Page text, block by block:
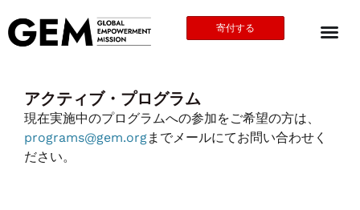
寄付する
アクティブ・プログラム
現在実施中のプログラムへの参加をご希望の方は、
programs@gem.orgまでメールにてお問い合わせく
ださい。